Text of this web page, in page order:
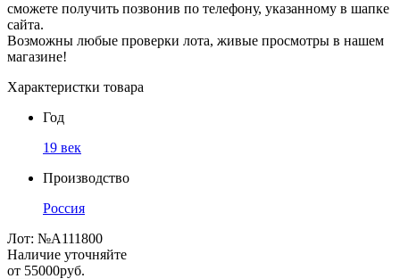
сможете получить позвонив по телефону, указанному в шапке
сайта.
Возможны любые проверки лота, живые просмотры в нашем
магазине!
Характеристки товара
Год
19 век
Производство
Россия
Лот: №А111800
Наличие уточняйте
от 55000руб.